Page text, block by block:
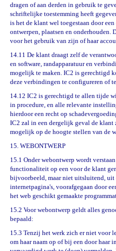
dragen of aan derden in gebruik te
schriftelijke toestemming heeft
is het de klant wel toegestaan door
ontwerpen, plaatsen en
voor het gebruik van zijn of haar
14.11 De klant draagt zelf de
en software, randapparatuur en
mogelijk te maken. IC2 is gerechtigd
deze verbindingen te configureren of
14.12 IC2 is gerechtigd te allen tijde
in procedure, en alle relevante
hierdoor een recht op
IC2 zal in een dergelijk geval de
mogelijk op de hoogte stellen van de
15. WEBONTWERP
15.1 Onder webontwerp wordt
functionaliteit op een voor de klant
bijvoorbeeld, maar niet uitsluitend, uit
internetpagina's, voorafgegaan door
het web geschikt gemaakte
15.2 Voor webontwerp geldt alles
bepaald:
15.3 Tenzij het werk zich er niet voor
om haar naam op of bij een door haar